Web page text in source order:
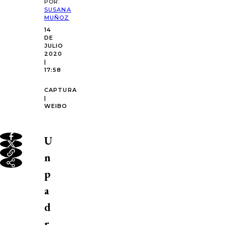
POR:
SUSANA
MUÑOZ
14
DE
JULIO
2020
|
17:58
CAPTURA
|
WEIBO
U
n
p
a
d